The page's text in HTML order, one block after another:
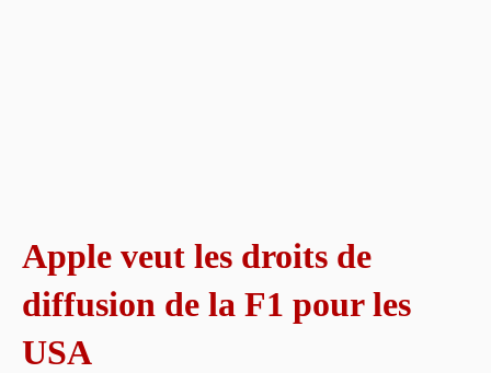
Apple veut les droits de
diffusion de la F1 pour les
USA